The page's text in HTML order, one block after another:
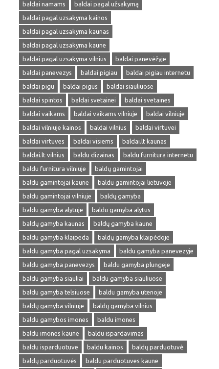
baldai namams
baldai pagal užsakymą
baldai pagal uzsakyma kainos
baldai pagal uzsakyma kaunas
baldai pagal uzsakyma kaune
baldai pagal uzsakyma vilnius
baldai panevėžyje
baldai panevezys
baldai pigiau
baldai pigiau internetu
baldai pigu
baldai pigus
baldai siauliuose
baldai spintos
baldai svetainei
baldai svetaines
baldai vaikams
baldai vaikams vilniuje
baldai vilniuje
baldai vilniuje kainos
baldai vilnius
baldai virtuvei
baldai virtuves
baldai visiems
baldai.lt kaunas
baldai.lt vilnius
baldu dizainas
baldu furnitura internetu
baldu furnitura vilniuje
baldų gamintojai
baldu gamintojai kaune
baldu gamintojai lietuvoje
baldu gamintojai vilniuje
baldų gamyba
baldu gamyba alytuje
baldu gamyba alytus
baldų gamyba kaunas
baldų gamyba kaune
baldu gamyba klaipeda
baldų gamyba klaipėdoje
baldu gamyba pagal uzsakyma
baldu gamyba panevezyje
baldu gamyba panevezys
baldu gamyba plungeje
baldu gamyba siauliai
baldu gamyba siauliuose
baldu gamyba telsiuose
baldu gamyba utenoje
baldų gamyba vilniuje
baldų gamyba vilnius
baldu gamybos imones
baldu imones
baldu imones kaune
baldu ispardavimas
baldu isparduotuve
baldu kainos
baldų parduotuvė
baldų parduotuvės
baldu parduotuves kaune